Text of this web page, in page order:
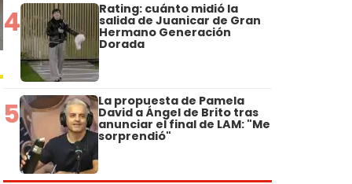
4 Rating: cuánto midió la
salida de Juanicar de Gran
Hermano Generación
Dorada
5 La propuesta de Pamela
David a Ángel de Brito tras
anunciar el final de LAM: "Me
sorprendió"